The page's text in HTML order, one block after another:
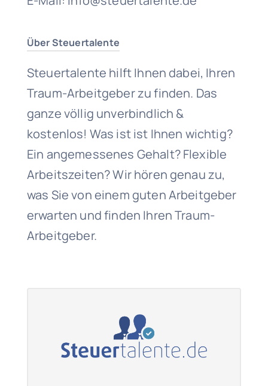
Über Steuertalente
Steuertalente hilft Ihnen dabei, Ihren
Traum-Arbeitgeber zu finden. Das
ganze völlig unverbindlich &
kostenlos! Was ist ist Ihnen wichtig?
Ein angemessenes Gehalt? Flexible
Arbeitszeiten? Wir hören genau zu,
was Sie von einem guten Arbeitgeber
erwarten und finden Ihren Traum-
Arbeitgeber.